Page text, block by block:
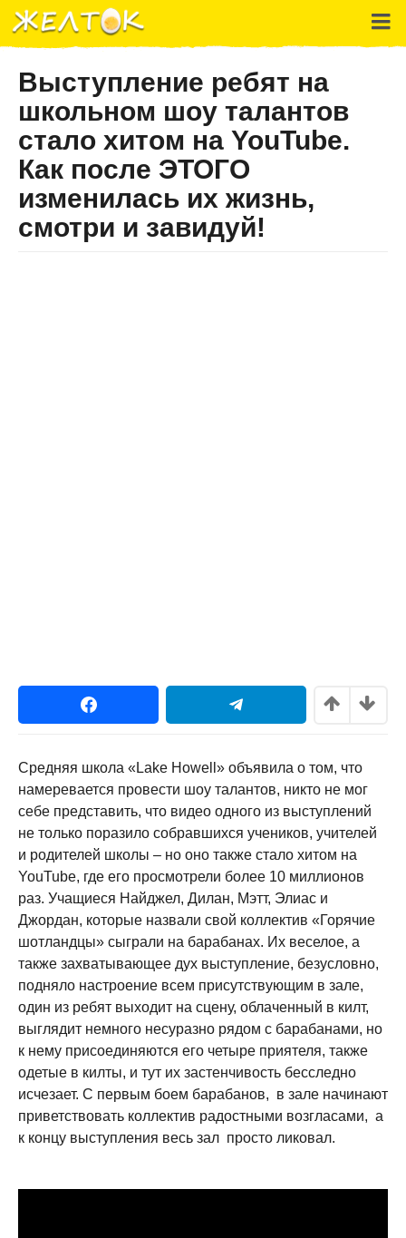
Выступление ребят на
школьном шоу талантов
стало хитом на YouTube.
Как после ЭТОГО
изменилась их жизнь,
смотри и завидуй!
Средняя школа «Lake Howell» объявила о том, что
намеревается провести шоу талантов, никто не мог
себе представить, что видео одного из выступлений
не только поразило собравшихся учеников, учителей
и родителей школы – но оно также стало хитом на
YouTube, где его просмотрели более 10 миллионов
раз. Учащиеся Найджел, Дилан, Мэтт, Элиас и
Джордан, которые назвали свой коллектив «Горячие
шотландцы» сыграли на барабанах. Их веселое, а
также захватывающее дух выступление, безусловно,
подняло настроение всем присутствующим в зале,
один из ребят выходит на сцену, облаченный в килт,
выглядит немного несуразно рядом с барабанами, но
к нему присоединяются его четыре приятеля, также
одетые в килты, и тут их застенчивость бесследно
исчезает. С первым боем барабанов, в зале начинают
приветствовать коллектив радостными возгласами, а
к концу выступления весь зал просто ликовал.